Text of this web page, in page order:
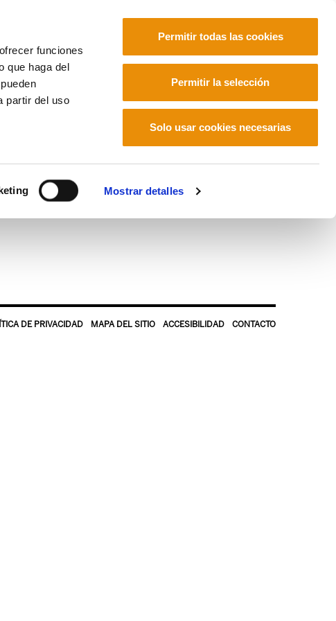
funciones
que haga del
partir del uso
Mostrar detalles
Permitir todas las cookies
Permitir la selección
Solo usar cookies necesarias
DE PRIVACIDAD MAPA DEL SITIO ACCESIBILIDAD CONTACTO